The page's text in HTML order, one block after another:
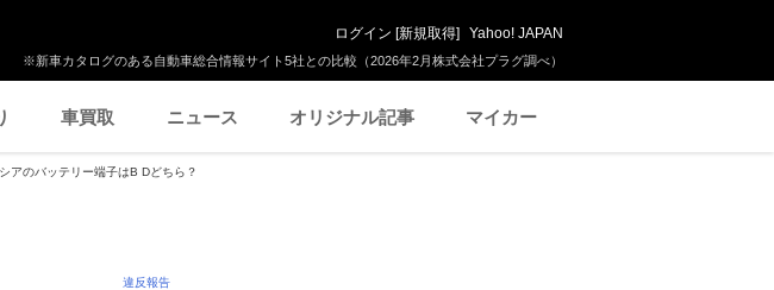
※新車カタログのある自動車総合情報サイト5社との比較（2026年2月株式会社プラグ調べ）
ログイン [新規取得] Yahoo! JAPAN
車買取 ニュース オリジナル記事 マイカー
アのバッテリー端子はB Dどちら？
違反報告